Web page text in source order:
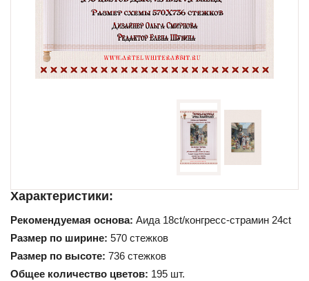
Характеристики:
Рекомендуемая основа: Аида 18ct/конгресс-страмин 24ct
Размер по ширине: 570 стежков
Размер по высоте: 736 стежков
Общее количество цветов: 195 шт.